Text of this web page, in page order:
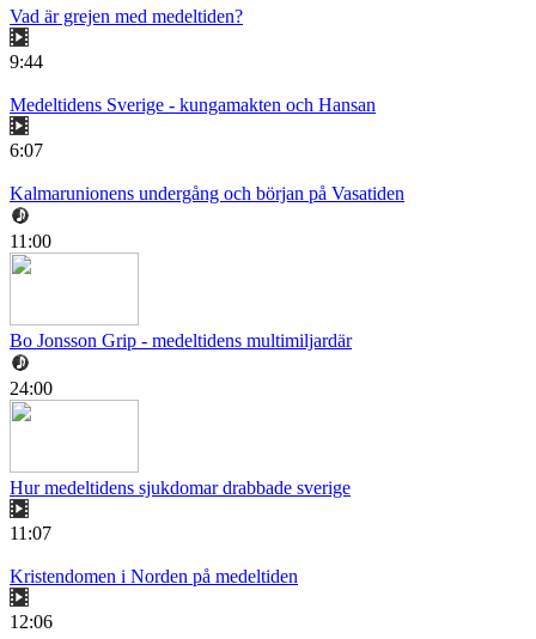
Vad är grejen med medeltiden?
9:44
Medeltidens Sverige - kungamakten och Hansan
6:07
Kalmarunionens undergång och början på Vasatiden
11:00
Bo Jonsson Grip - medeltidens multimiljardär
24:00
Hur medeltidens sjukdomar drabbade sverige
11:07
Kristendomen i Norden på medeltiden
12:06